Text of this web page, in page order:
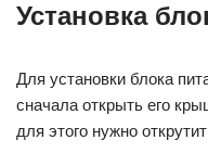
Установка
Для установки блока
сначала открыть его
для этого нужно